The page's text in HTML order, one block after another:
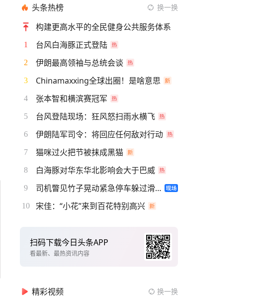
头条热榜 换一换
构建更高水平的全民健身公共服务体系
1 台风白海豚正式登陆
2 伊朗最高领袖与总统会谈
3 Chinamaxxing全球出圈！是啥意思
4 张本智和横滨赛冠军
5 台风登陆现场：狂风怒扫雨水横飞
6 伊朗陆军司令：将回应任何敌对行动
7 猫咪过火把节被抹成黑猫
8 白海豚对华东华北影响会大于巴威
9 司机瞥见竹子晃动紧急停车躲过滑坡
10 宋佳：“小花”来到百花特别高兴
扫码下载今日头条APP
看最新、最热资讯内容
精彩视频 换一换